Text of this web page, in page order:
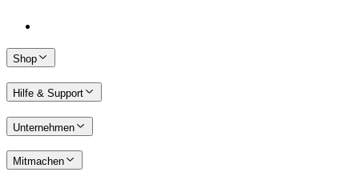
Shop
Hilfe & Support
Unternehmen
Mitmachen